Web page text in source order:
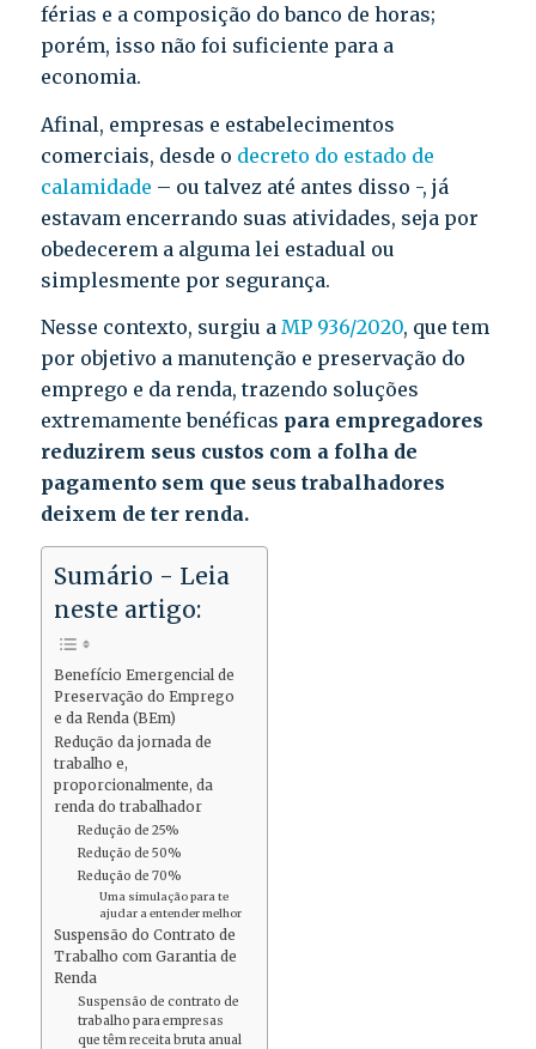
férias e a composição do banco de horas;
porém, isso não foi suficiente para a
economia.
Afinal, empresas e estabelecimentos
comerciais, desde o decreto do estado de
calamidade – ou talvez até antes disso -, já
estavam encerrando suas atividades, seja por
obedecerem a alguma lei estadual ou
simplesmente por segurança.
Nesse contexto, surgiu a MP 936/2020, que tem
por objetivo a manutenção e preservação do
emprego e da renda, trazendo soluções
extremamente benéficas para empregadores
reduzirem seus custos com a folha de
pagamento sem que seus trabalhadores
deixem de ter renda.
Sumário - Leia
neste artigo:
Benefício Emergencial de
Preservação do Emprego
e da Renda (BEm)
Redução da jornada de
trabalho e,
proporcionalmente, da
renda do trabalhador
Redução de 25%
Redução de 50%
Redução de 70%
Uma simulação para te
ajudar a entender melhor
Suspensão do Contrato de
Trabalho com Garantia de
Renda
Suspensão de contrato de
trabalho para empresas
que têm receita bruta anual